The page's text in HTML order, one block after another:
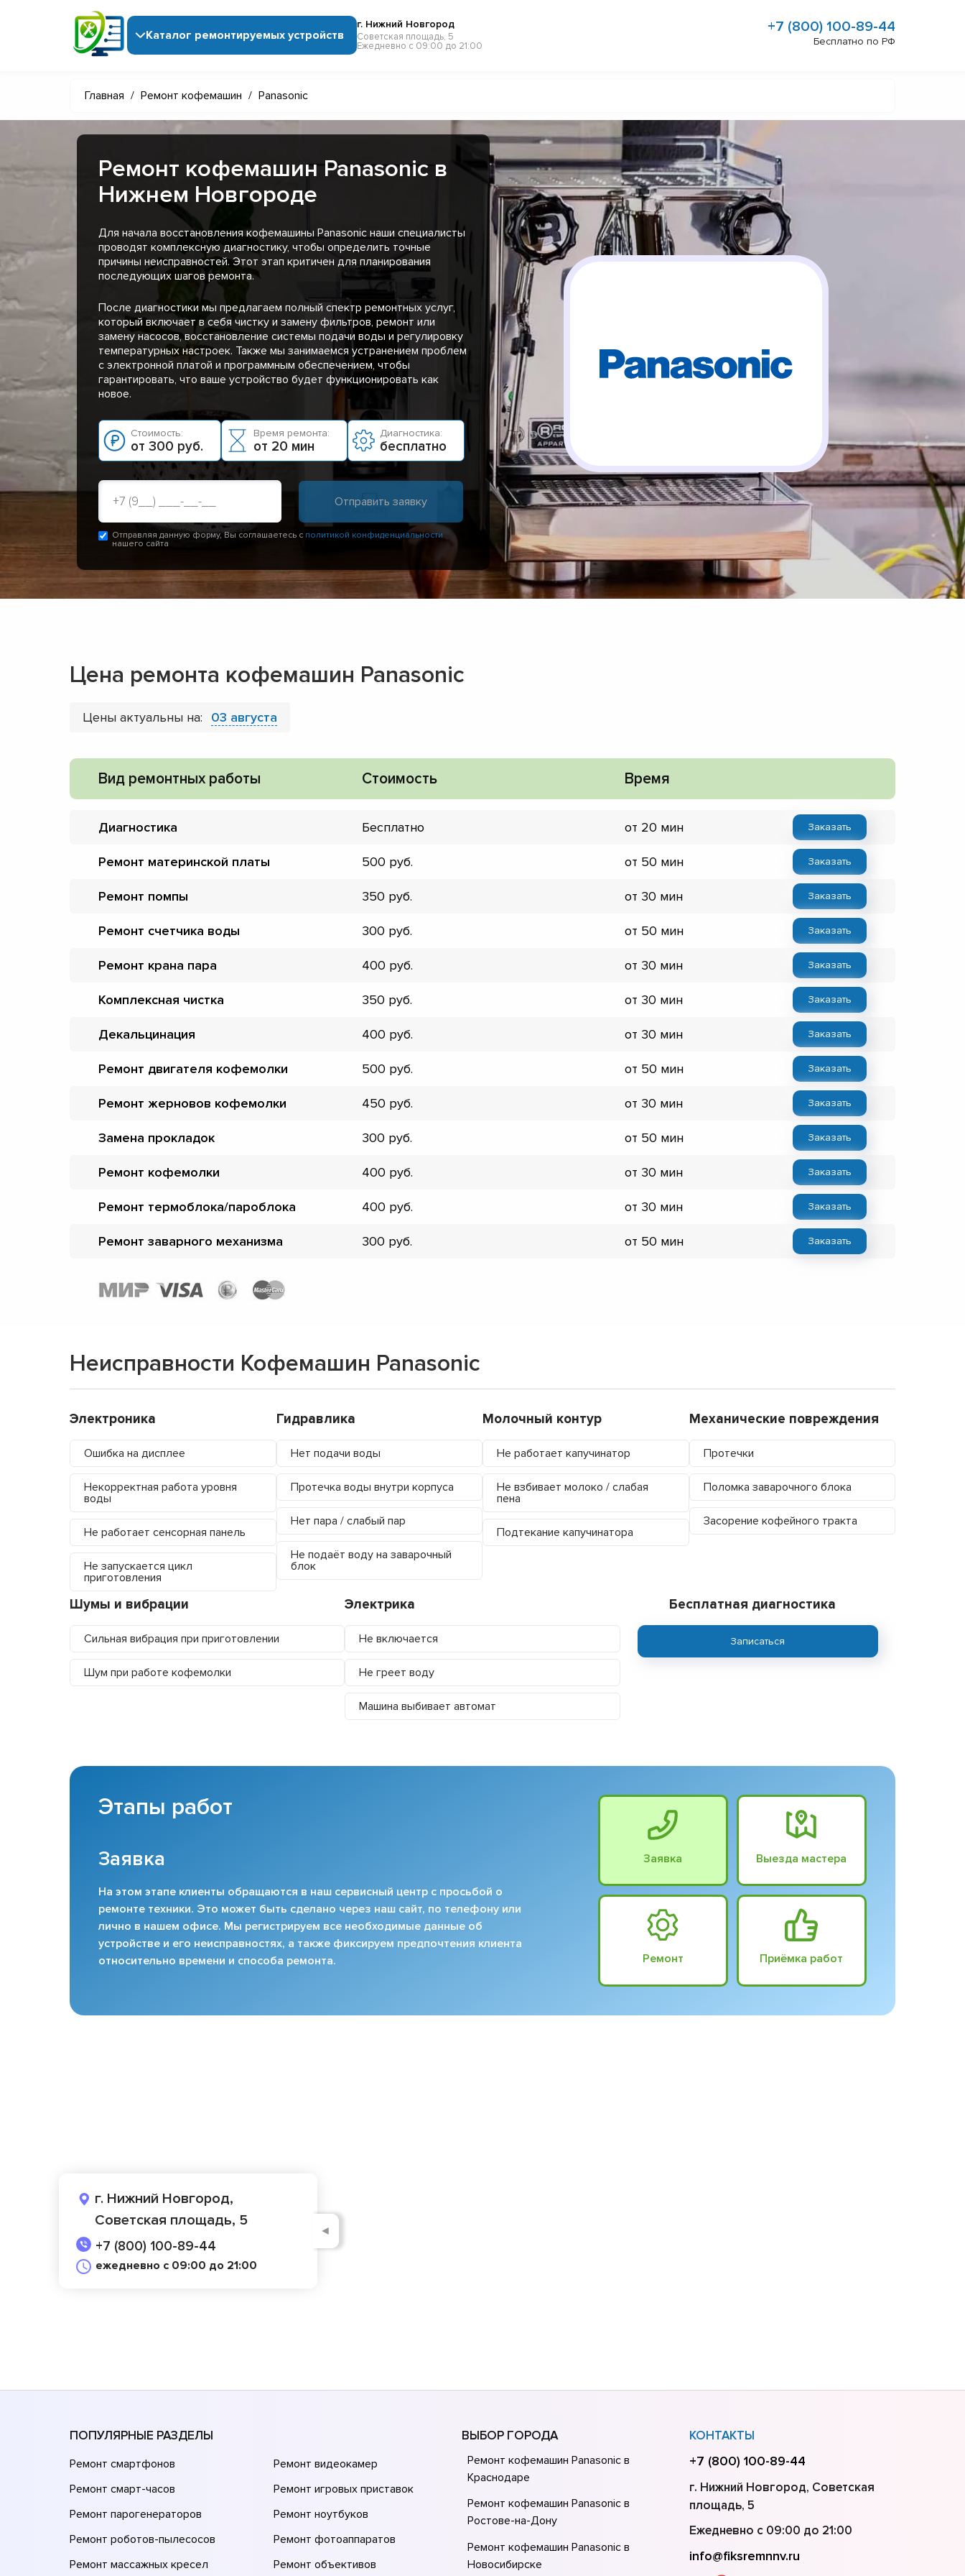
Каталог ремонтируемых устройств
г. Нижний Новгород
Советская площадь, 5
Ежедневно с 09:00 до 21:00
+7 (800) 100-89-44
Бесплатно по РФ
Главная / Ремонт кофемашин / Panasonic
Ремонт кофемашин Panasonic в
Нижнем Новгороде
Для начала восстановления кофемашины Panasonic наши специалисты
проводят комплексную диагностику, чтобы определить точные
причины неисправностей. Этот этап критичен для планирования
последующих шагов ремонта.
После диагностики мы предлагаем полный спектр ремонтных услуг,
который включает в себя чистку и замену фильтров, ремонт или
замену насосов, восстановление системы подачи воды и регулировку
температурных настроек. Также мы занимаемся устранением проблем
с электронной платой и программным обеспечением, чтобы
гарантировать, что ваше устройство будет функционировать как
новое.
Стоимость:
от 300 руб.
Время ремонта:
от 20 мин
Диагностика:
бесплатно
Отправляя данную форму, Вы соглашаетесь с политикой конфиденциальности
нашего сайта
Цена ремонта кофемашин Panasonic
Цены актуальны на: 03 августа
Вид ремонтных работы Стоимость Время
Диагностика Бесплатно от 20 мин Заказать
Ремонт материнской платы 500 от 50 мин Заказать
Ремонт помпы 350 от 30 мин Заказать
Ремонт счетчика воды 300 от 50 мин Заказать
Ремонт крана пара 400 от 30 мин Заказать
Комплексная чистка 350 от 30 мин Заказать
Декальцинация 400 от 30 мин Заказать
Ремонт двигателя кофемолки 500 от 50 мин Заказать
Ремонт жерновов кофемолки 450 от 30 мин Заказать
Замена прокладок 300 от 50 мин Заказать
Ремонт кофемолки 400 от 30 мин Заказать
Ремонт термоблока/пароблока 400 от 30 мин Заказать
Ремонт заварного механизма 300 от 50 мин Заказать
Неисправности Кофемашин Panasonic
Электроника
Ошибка на дисплее
Некорректная работа уровня
воды
Не работает сенсорная панель
Не запускается цикл
приготовления
Гидравлика
Нет подачи воды
Протечка воды внутри корпуса
Нет пара / слабый пар
Не подаёт воду на заварочный
блок
Молочный контур
Не работает капучинатор
Не взбивает молоко / слабая
пена
Подтекание капучинатора
Механические повреждения
Протечки
Поломка заварочного блока
Засорение кофейного тракта
Шумы и вибрации
Сильная вибрация при приготовлении
Шум при работе кофемолки
Электрика
Не включается
Не греет воду
Машина выбивает автомат
Бесплатная диагностика
Записаться
Этапы работ
Заявка
На этом этапе клиенты обращаются в наш сервисный центр с просьбой о
ремонте техники. Это может быть сделано через наш сайт, по телефону или
лично в нашем офисе. Мы регистрируем все необходимые данные об
устройстве и его неисправностях, а также фиксируем предпочтения клиента
относительно времени и способа ремонта.
Заявка Выезда мастера
Ремонт Приёмка работ
г. Нижний Новгород,
Советская площадь, 5
+7 (800) 100-89-44
ежедневно с 09:00 до 21:00
◄
ПОПУЛЯРНЫЕ РАЗДЕЛЫ
Ремонт смартфонов
Ремонт смарт-часов
Ремонт парогенераторов
Ремонт роботов-пылесосов
Ремонт массажных кресел
Ремонт видеокамер
Ремонт игровых приставок
Ремонт ноутбуков
Ремонт фотоаппаратов
Ремонт объективов
ВЫБОР ГОРОДА
Ремонт кофемашин Panasonic в
Краснодаре
Ремонт кофемашин Panasonic в
Ростове-на-Донy
Ремонт кофемашин Panasonic в
Новосибирске
КОНТАКТЫ
+7 (800) 100-89-44
г. Нижний Новгород, Советская
площадь, 5
Ежедневно с 09:00 до 21:00
info@fiksremnnv.ru